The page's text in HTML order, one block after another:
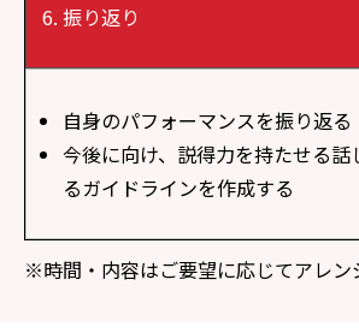
振り返り
自身のパフォーマンスを振り返る
今後に向け、説得力を持たせる話
るガイドラインを作成する
※時間・内容はご要望に応じてアレン